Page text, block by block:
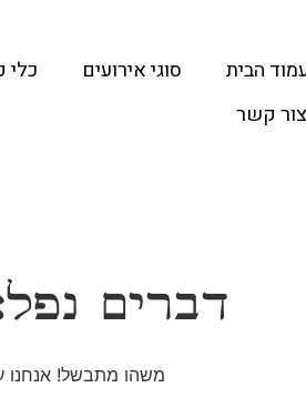
הבית סוגי אירועים כלי
צור קשר
דברים
משהו מתבשל! אנחנו